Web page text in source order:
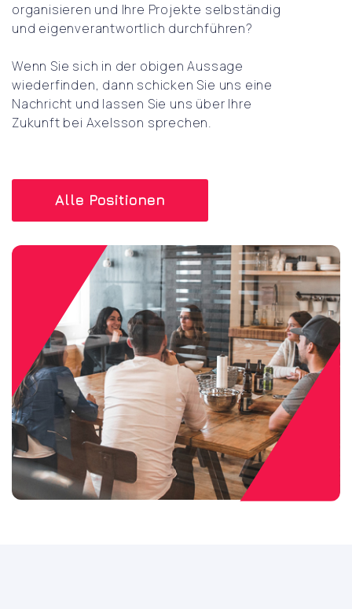
organisieren und Ihre Projekte selbständig
und eigenverantwortlich durchführen?
Wenn Sie sich in der obigen Aussage
wiederfinden, dann schicken Sie uns eine
Nachricht und lassen Sie uns über Ihre
Zukunft bei Axelsson sprechen.
Alle Positionen